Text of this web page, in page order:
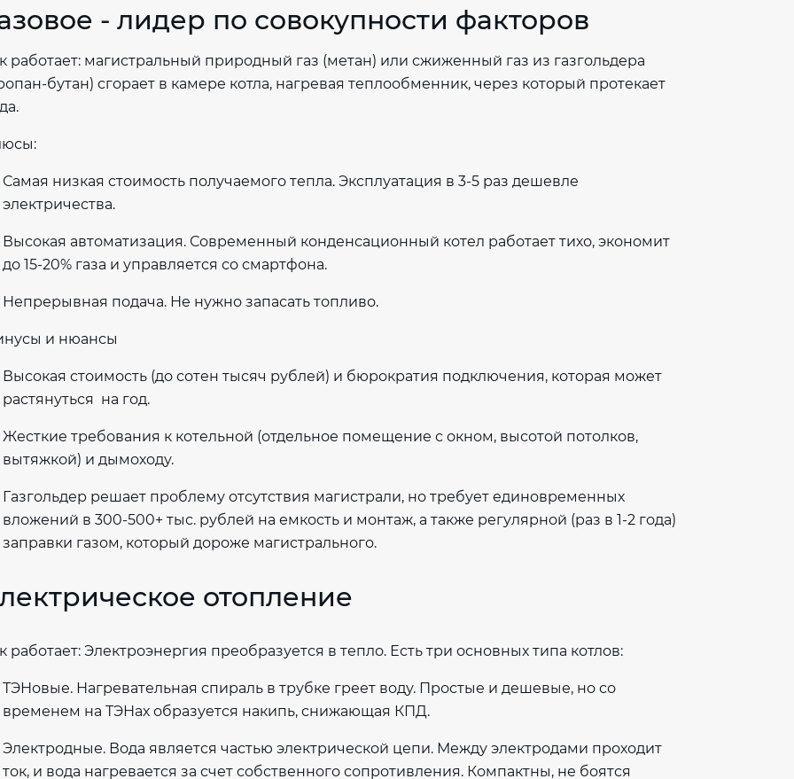
- лидер по совокупности факторов
работает: магистральный природный газ (метан) или сжиженный газ из газгольдера
бутан) сгорает в камере котла, нагревая теплообменник, через который протекает
Самая низкая стоимость получаемого тепла. Эксплуатация в 3-5 раз дешевле
электричества.
Высокая автоматизация. Современный конденсационный котел работает тихо, экономит
до 15-20% газа и управляется со смартфона.
Непрерывная подача. Не нужно запасать топливо.
и нюансы
Высокая стоимость (до сотен тысяч рублей) и бюрократия подключения, которая может
растянуться на год.
Жесткие требования к котельной (отдельное помещение с окном, высотой потолков,
вытяжкой) и дымоходу.
Газгольдер решает проблему отсутствия магистрали, но требует единовременных
вложений в 300-500+ тыс. рублей на емкость и монтаж, а также регулярной (раз в 1-2 года)
заправки газом, который дороже магистрального.
отопление
работает: Электроэнергия преобразуется в тепло. Есть три основных типа котлов:
ТЭНовые. Нагревательная спираль в трубке греет воду. Простые и дешевые, но со
временем на ТЭНах образуется накипь, снижающая КПД.
Электродные. Вода является частью электрической цепи. Между электродами проходит
ток, и вода нагревается за счет собственного сопротивления. Компактны, не боятся